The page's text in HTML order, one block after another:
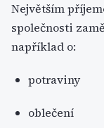
Největším
společnosti
například o:
potraviny
oblečení